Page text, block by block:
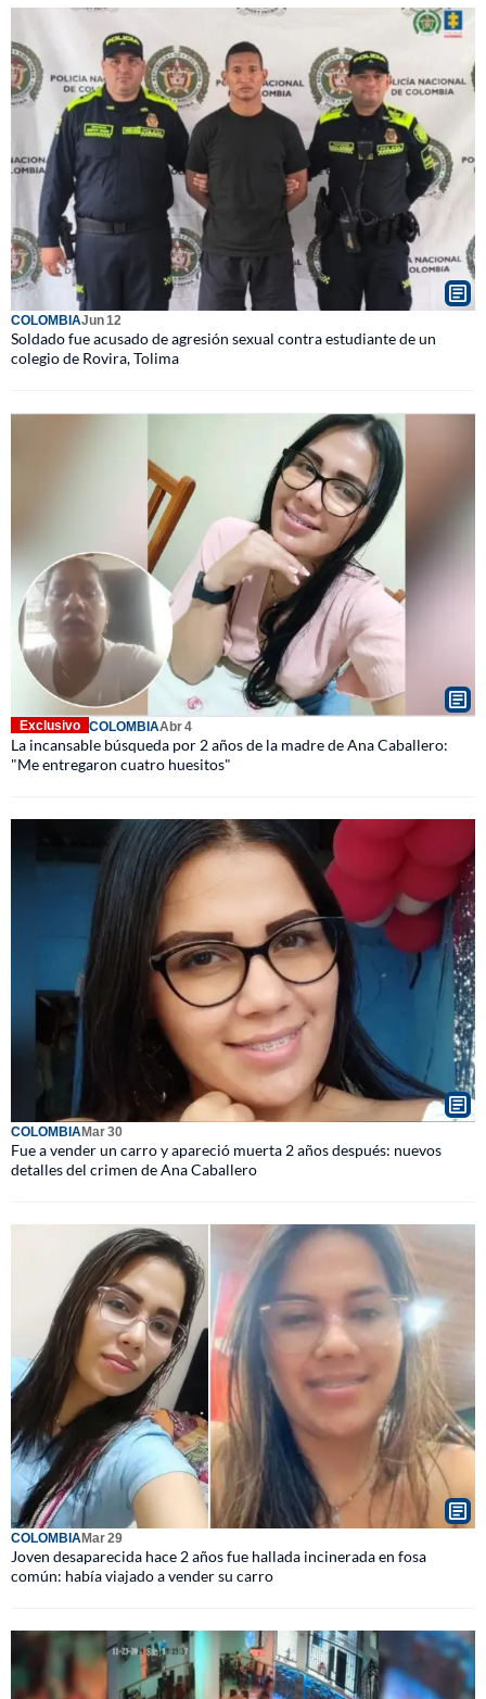
COLOMBIAJun 12
Soldado fue acusado de agresión sexual contra estudiante de un
colegio de Rovira, Tolima
Exclusivo COLOMBIAAbr 4
La incansable búsqueda por 2 años de la madre de Ana Caballero:
"Me entregaron cuatro huesitos"
COLOMBIAMar 30
Fue a vender un carro y apareció muerta 2 años después: nuevos
detalles del crimen de Ana Caballero
COLOMBIAMar 29
Joven desaparecida hace 2 años fue hallada incinerada en fosa
común: había viajado a vender su carro